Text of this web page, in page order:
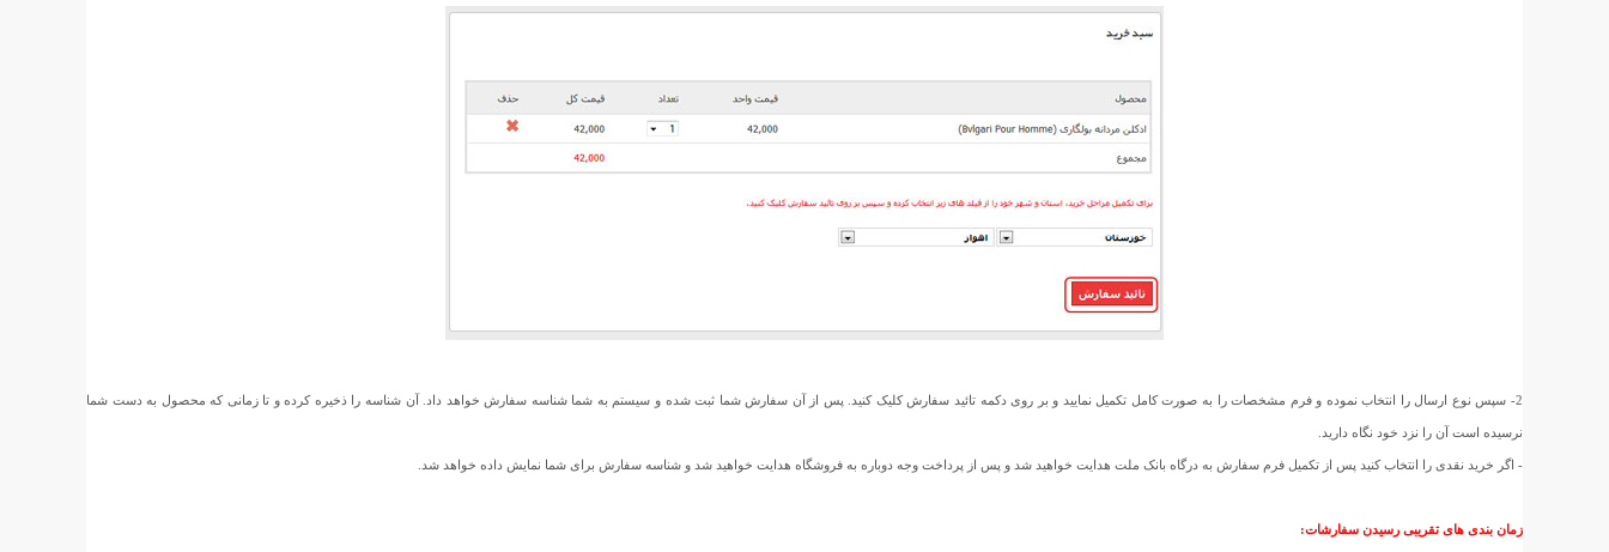
2- سپس نوع ارسال را انتخاب نموده و فرم مشخصات را به صورت کامل تکمیل نمایید و بر روی دکمه تائید سفارش کلیک کنید. پس از آن سفارش شما ثبت شده و سیستم به شما شناسه سفارش خواهد داد. آن شناسه را ذخیره کرده و تا زمانی که محصول به دست شما
نرسیده است آن را نزد خود نگاه دارید.
- اگر خرید نقدی را انتخاب کنید پس از تکمیل فرم سفارش به درگاه بانک ملت هدایت خواهید شد و پس از پرداخت وجه دوباره به فروشگاه هدایت خواهید شد و شناسه سفارش برای شما نمایش داده خواهد شد.
زمان بندی های تقریبی رسیدن سفارشات: